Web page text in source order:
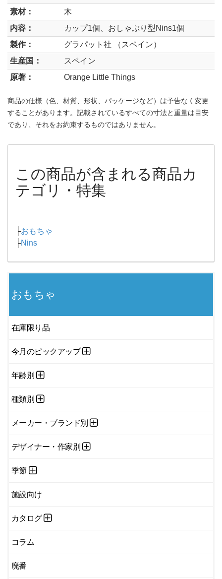
素材：
木
内容：
カップ1個、おしゃぶり型Nins1個
製作：
グラパット社 （スペイン）
生産国：
スペイン
原著：
Orange Little Things
商品の仕様（色、材質、形状、パッケージなど）は予告なく変更
することがあります。記載されているすべての寸法と重量は目安
であり、それをお約束するものではありません。
この商品が含まれる商品カ
テゴリ・特集
├おもちゃ
├Nins
おもちゃ
在庫限り品
今月のピックアップ
年齢別
種類別
メーカー・ブランド別
デザイナー・作家別
季節
施設向け
カタログ
コラム
廃番